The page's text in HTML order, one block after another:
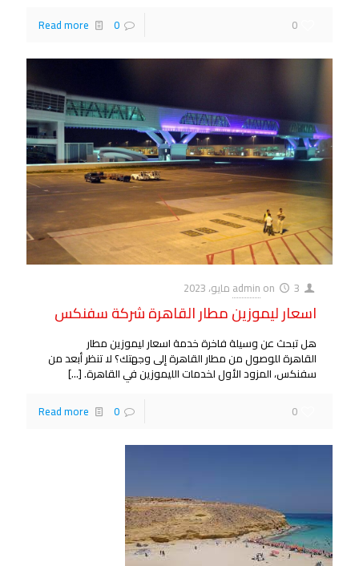
0
0
Read more
admin on 3 مايو، 2023
اسعار ليموزين مطار القاهرة شركة سفنكس
هل تبحث عن وسيلة فاخرة خدمة اسعار ليموزين مطار
القاهرة للوصول من مطار القاهرة إلى وجهتك؟ لا تنظر أبعد من
سفنكس، المزود الأول لخدمات الليموزين في القاهرة.[…]
0
0
Read more